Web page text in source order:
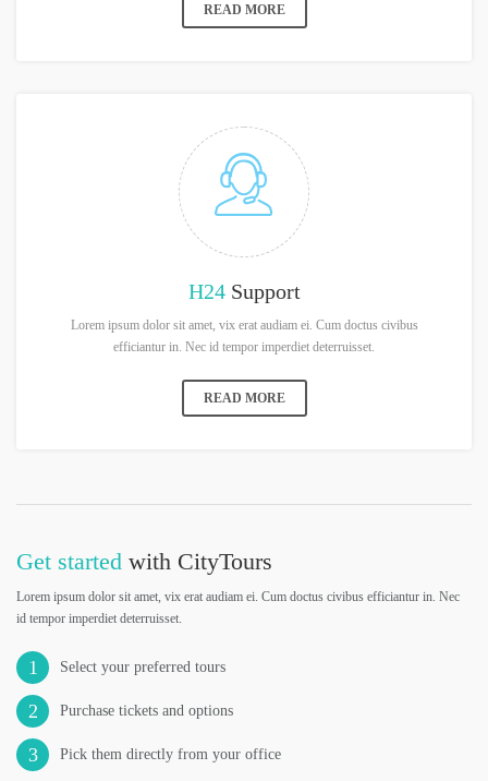
READ MORE
H24 Support
Lorem ipsum dolor sit amet, vix erat audiam ei. Cum doctus civibus
efficiantur in. Nec id tempor imperdiet deterruisset.
READ MORE
Get started with CityTours
Lorem ipsum dolor sit amet, vix erat audiam ei. Cum doctus civibus efficiantur in. Nec
id tempor imperdiet deterruisset.
1 Select your preferred tours
2 Purchase tickets and options
3 Pick them directly from your office